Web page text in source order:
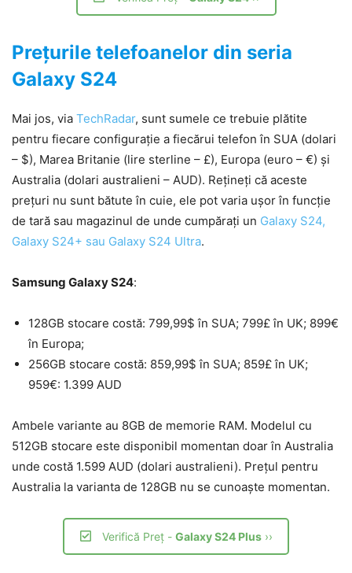
Prețurile telefoanelor din seria
Galaxy S24
Mai jos, via TechRadar, sunt sumele ce trebuie plătite
pentru fiecare configurație a fiecărui telefon în SUA (dolari
– $), Marea Britanie (lire sterline – £), Europa (euro – €) și
Australia (dolari australieni – AUD). Rețineți că aceste
prețuri nu sunt bătute în cuie, ele pot varia ușor în funcție
de tară sau magazinul de unde cumpărați un Galaxy S24,
Galaxy S24+ sau Galaxy S24 Ultra.
Samsung Galaxy S24:
128GB stocare costă: 799,99$ în SUA; 799£ în UK; 899€
în Europa;
256GB stocare costă: 859,99$ în SUA; 859£ în UK;
959€: 1.399 AUD
Ambele variante au 8GB de memorie RAM. Modelul cu
512GB stocare este disponibil momentan doar în Australia
unde costă 1.599 AUD (dolari australieni). Prețul pentru
Australia la varianta de 128GB nu se cunoaște momentan.
Verifică Preț - Galaxy S24 Plus ››